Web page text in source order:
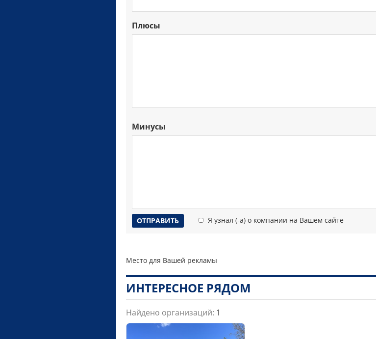
Плюсы
Минусы
Я узнал (-а) о компании на Вашем сайте
Место для Вашей рекламы
ИНТЕРЕСНОЕ РЯДОМ
Найдено организаций: 1